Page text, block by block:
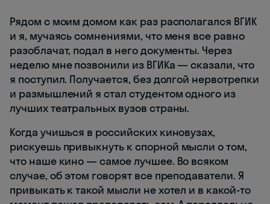
Рядом с моим домом как раз располагался ВГИК
и я, мучаясь сомнениями, что меня все равно
разоблачат, подал в него документы. Через
неделю мне позвонили из ВГИКа — сказали, что
я поступил. Получается, без долгой нервотрепки
и размышлений я стал студентом одного из
лучших театральных вузов страны.
Когда учишься в российских киновузах,
рискуешь привыкнуть к спорной мысли о том,
что наше кино — самое лучшее. Во всяком
случае, об этом говорят все преподаватели. Я
привыкать к такой мысли не хотел и в какой-то